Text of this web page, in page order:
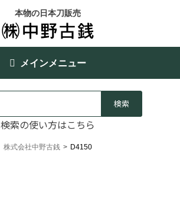
本物の日本刀販売
メインメニュー
検索の使い方はこちら
株式会社中野古銭 > D4150